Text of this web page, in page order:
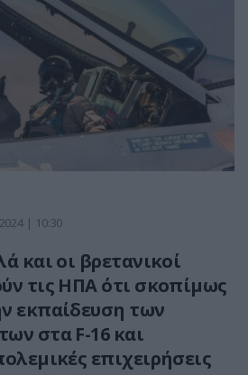
| 10:30
και οι βρετανικοί
τις ΗΠΑ ότι σκοπίμως
εκπαίδευση των
στα F-16 και
επιχειρήσεις